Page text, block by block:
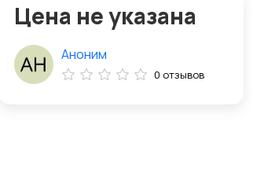
Цена не указана
Аноним
0 отзывов